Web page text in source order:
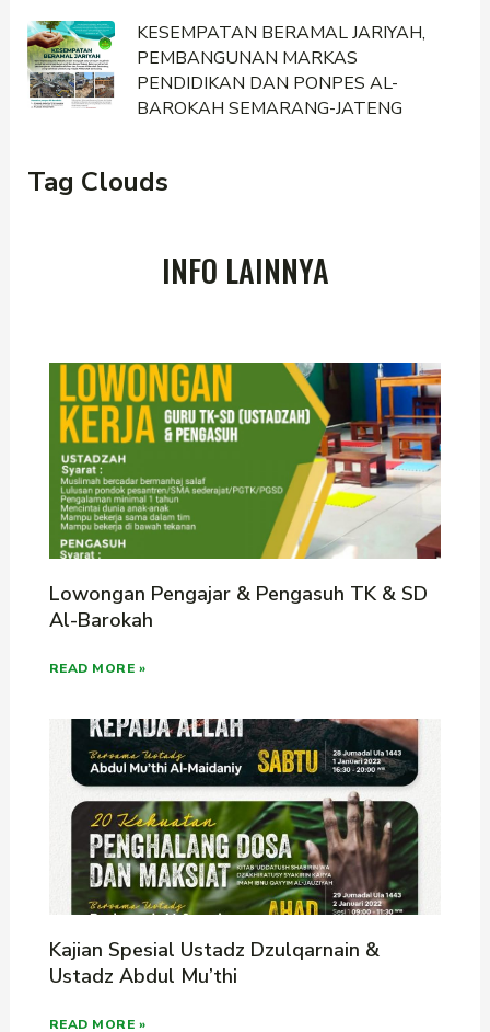
KESEMPATAN BERAMAL JARIYAH,
PEMBANGUNAN MARKAS
PENDIDIKAN DAN PONPES AL-
BAROKAH SEMARANG-JATENG
Tag Clouds
INFO LAINNYA
Lowongan Pengajar & Pengasuh TK & SD
Al-Barokah
READ MORE »
Kajian Spesial Ustadz Dzulqarnain &
Ustadz Abdul Mu’thi
READ MORE »